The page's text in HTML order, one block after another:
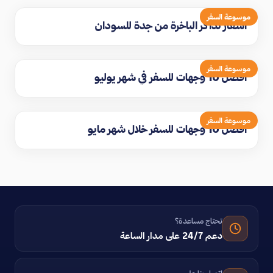
موسوعة السفر
اسعار تذاكر الباخرة من جدة للسودان
موسوعة السفر
افضل 10 وجهات للسفر في شهر يوليو
موسوعة السفر
افضل 10 وجهات للسفر خلال شهر مايو
تحتاج مساعدة؟
دعم 24/7 على مدار الساعة